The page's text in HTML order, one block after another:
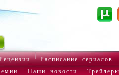
Расписание сериалов
Наши новости Трейлеры